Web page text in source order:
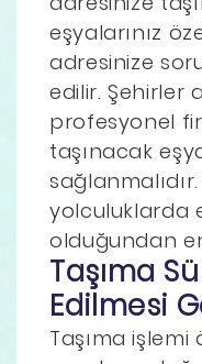
eşyalarınız
adresinize
edilir. Şehirler
profesyonel
taşınacak
yolculuklarda
olduğundan
Taşıma
Edilmesi
Taşıma